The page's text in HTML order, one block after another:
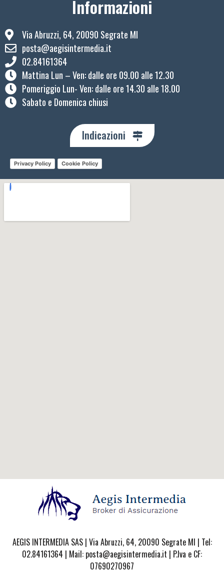
Informazioni
Via Abruzzi, 64, 20090 Segrate MI
posta@aegisintermedia.it
02.84161364
Mattina Lun – Ven: ​dalle ore 09.00 alle 12.30
Pomeriggio Lun- Ven: dalle ore 14.30 alle 18.00
Sabato e Domenica chiusi
Indicazioni
Privacy Policy Cookie Policy
AEGIS INTERMEDIA SAS | Via Abruzzi, 64, 20090 Segrate MI | Tel:
02.84161364 | Mail: posta@aegisintermedia.it | P.Iva e CF:
07690270967